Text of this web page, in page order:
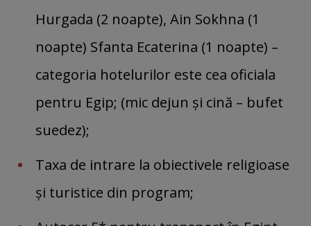
Hurgada (2 noapte), Ain Sokhna (1
noapte) Sfanta Ecaterina (1 noapte) –
categoria hotelurilor este cea oficiala
pentru Egip; (mic dejun şi cină – bufet
suedez);
Taxa de intrare la obiectivele religioase
şi turistice din program;